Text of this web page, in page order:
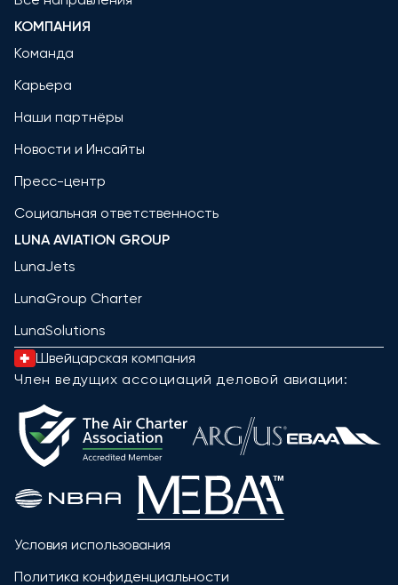
КОМПАНИЯ
Команда
Карьера
Наши партнёры
Новости и Инсайты
Пресс-центр
Социальная ответственность
LUNA AVIATION GROUP
LunaJets
LunaGroup Charter
LunaSolutions
Швейцарская компания
Член ведущих ассоциаций деловой авиации:
Условия использования
Политика конфиденциальности